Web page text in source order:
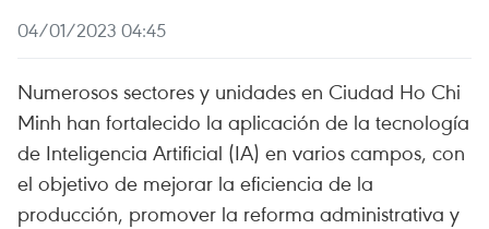
04/01/2023 04:45
Numerosos sectores y unidades en Ciudad Ho Chi
Minh han fortalecido la aplicación de la tecnología
de Inteligencia Artificial (IA) en varios campos, con
el objetivo de mejorar la eficiencia de la
producción, promover la reforma administrativa y